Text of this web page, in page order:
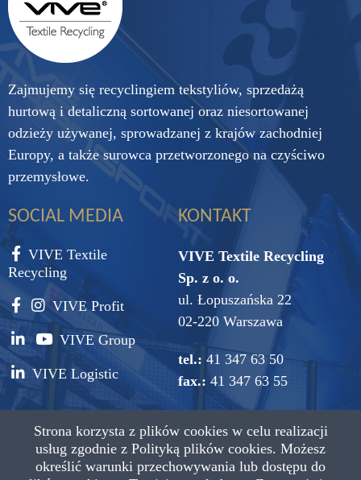
Zajmujemy się recyclingiem tekstyliów, sprzedażą
hurtową i detaliczną sortowanej oraz niesortowanej
odzieży używanej, sprowadzanej z krajów zachodniej
Europy, a także surowca przetworzonego na czyściwo
przemysłowe.
SOCIAL MEDIA
VIVE Textile
Recycling
VIVE Profit
VIVE Group
VIVE Logistic
KONTAKT
VIVE Textile Recycling
Sp. z o. o.
ul. Łopuszańska 22
02-220 Warszawa
tel.: 41 347 63 50
fax.: 41 347 63 55
Strona korzysta z plików cookies w celu realizacji
usług zgodnie z Polityką plików cookies. Możesz
określić warunki przechowywania lub dostępu do